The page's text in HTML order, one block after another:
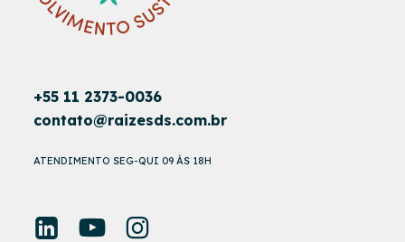
+55 11 2373-0036
contato@raizesds.com.br
ATENDIMENTO SEG-QUI 09 ÀS 18H